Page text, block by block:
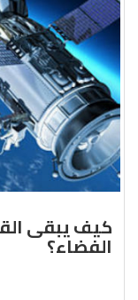
كيف يبقى
الفضاء؟